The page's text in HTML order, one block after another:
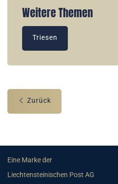
Weitere Themen
Triesen
Zurück
Eine Marke der
Liechtensteinischen Post AG